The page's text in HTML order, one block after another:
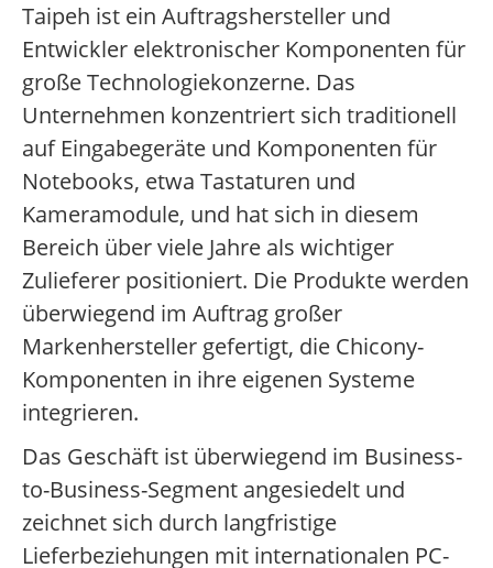
Taipeh ist ein Auftragshersteller und
Entwickler elektronischer Komponenten für
große Technologiekonzerne. Das
Unternehmen konzentriert sich traditionell
auf Eingabegeräte und Komponenten für
Notebooks, etwa Tastaturen und
Kameramodule, und hat sich in diesem
Bereich über viele Jahre als wichtiger
Zulieferer positioniert. Die Produkte werden
überwiegend im Auftrag großer
Markenhersteller gefertigt, die Chicony-
Komponenten in ihre eigenen Systeme
integrieren.
Das Geschäft ist überwiegend im Business-
to-Business-Segment angesiedelt und
zeichnet sich durch langfristige
Lieferbeziehungen mit internationalen PC-